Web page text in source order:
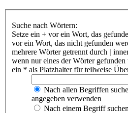
Suche nach Wörtern:
Setze ein + vor ein Wort, das
vor ein Wort, das nicht gefunden
mehrere Wörter getrennt durch |
wenn nur eines der Wörter
ein * als Platzhalter für teilweise
Nach allen Begriffen
angegeben verwenden
Nach einem Begriff suchen